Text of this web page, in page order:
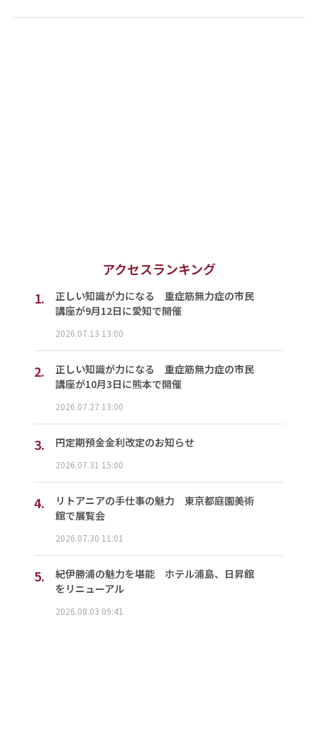
アクセスランキング
1.
正しい知識が力になる 重症筋無力症の市民
講座が9月12日に愛知で開催
2026.07.13 13:00
2.
正しい知識が力になる 重症筋無力症の市民
講座が10月3日に熊本で開催
2026.07.27 13:00
3. 円定期預金金利改定のお知らせ
2026.07.31 15:00
4.
リトアニアの手仕事の魅力 東京都庭園美術
館で展覧会
2026.07.30 11:01
5.
紀伊勝浦の魅力を堪能 ホテル浦島、日昇館
をリニューアル
2026.08.03 09:41